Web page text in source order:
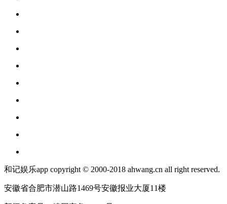
和记娱乐app copyright © 2000-2018 ahwang.cn all right reserved.
安徽省合肥市潜山路1469号安徽报业大厦11楼